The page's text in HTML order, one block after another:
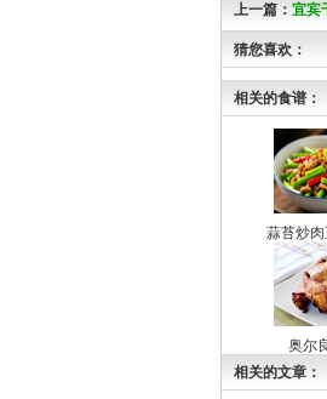
上一篇： 宜宾
猜您喜欢：
相关的食谱：
蒜苔炒
奥尔
相关的文章：